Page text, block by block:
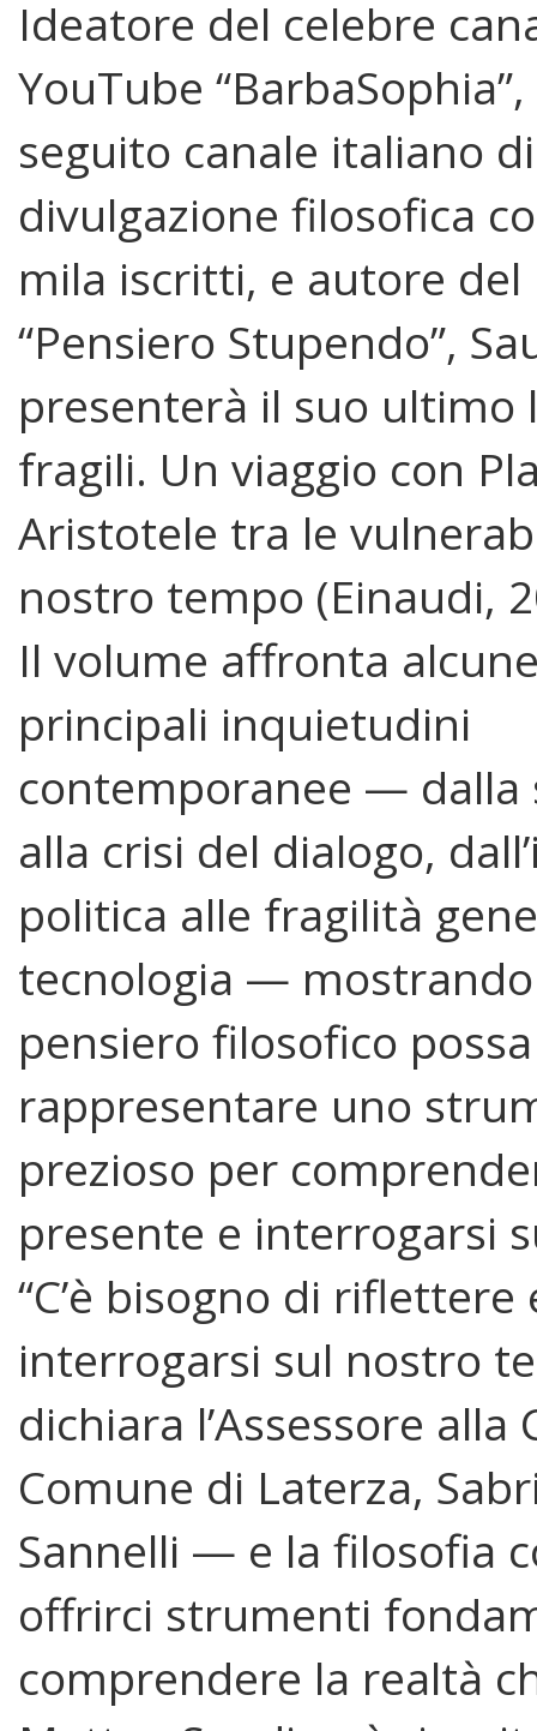
Ideatore del celebre
YouTube
seguito canale italiano di
divulgazione filosofica
mila iscritti, e autore del
“Pensiero Stupendo”,
presenterà il suo ultimo
fragili. Un viaggio con
Aristotele tra le
nostro tempo (Einaudi,
Il volume affronta
principali inquietudini
contemporanee — dalla
alla crisi del dialogo,
politica alle fragilità
tecnologia —
pensiero filosofico
rappresentare uno
prezioso per
presente e interrogarsi
“C’è bisogno di riflettere
interrogarsi sul nostro
dichiara l’Assessore alla
Comune di Laterza,
Sannelli — e la filosofia
offrirci strumenti
comprendere la realtà